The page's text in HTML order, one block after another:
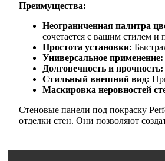
Преимущества:
Неограниченная палитра
сочетается с вашим стилем и
Простота установки:
Универсальное применение:
Долговечность и прочность:
Стильный внешний вид:
Маскировка неровностей
Стеновые панели под покраску
отделки стен. Они позволяют